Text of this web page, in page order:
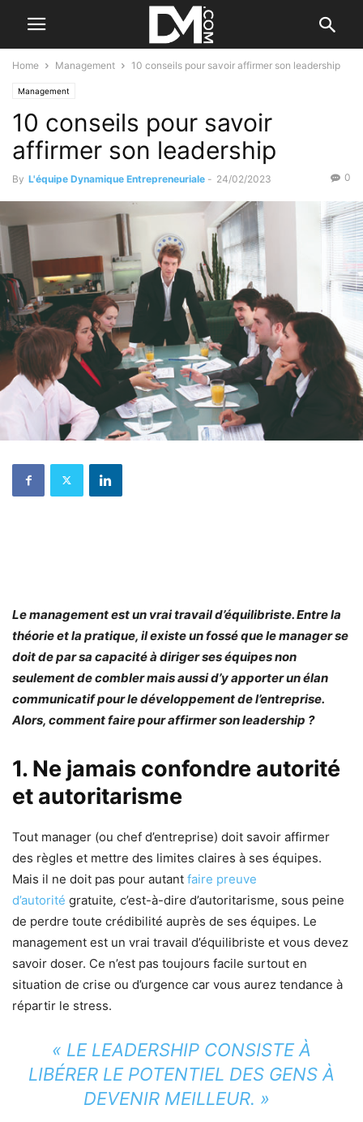
Home Management 10 conseils pour savoir affirmer son leadership
Management
10 conseils pour savoir
affirmer son leadership
By L'équipe Dynamique Entrepreneuriale - 24/02/2023 0
Le management est un vrai travail d’équilibriste. Entre la
théorie et la pratique, il existe un fossé que le manager se
doit de par sa capacité à diriger ses équipes non
seulement de combler mais aussi d’y apporter un élan
communicatif pour le développement de l’entreprise.
Alors, comment faire pour affirmer son leadership ?
1. Ne jamais confondre autorité
et autoritarisme
Tout manager (ou chef d’entreprise) doit savoir affirmer
des règles et mettre des limites claires à ses équipes.
Mais il ne doit pas pour autant faire preuve
d’autorité gratuite, c’est-à-dire d’autoritarisme, sous peine
de perdre toute crédibilité auprès de ses équipes. Le
management est un vrai travail d’équilibriste et vous devez
savoir doser. Ce n’est pas toujours facile surtout en
situation de crise ou d’urgence car vous aurez tendance à
répartir le stress.
« LE LEADERSHIP CONSISTE À
LIBÉRER LE POTENTIEL DES GENS À
DEVENIR MEILLEUR. »